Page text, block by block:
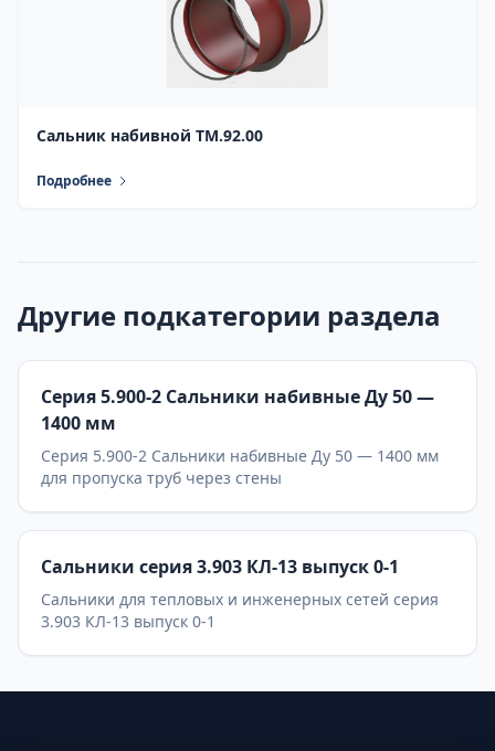
Сальник набивной ТМ.92.00
Подробнее
Другие подкатегории раздела
Серия 5.900-2 Сальники набивные Ду 50 —
1400 мм
Серия 5.900-2 Сальники набивные Ду 50 — 1400 мм
для пропуска труб через стены
Сальники серия 3.903 КЛ-13 выпуск 0-1
Сальники для тепловых и инженерных сетей серия
3.903 КЛ-13 выпуск 0-1